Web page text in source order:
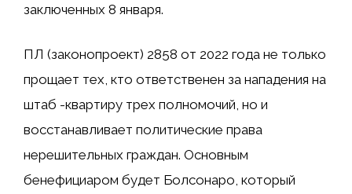
заключенных 8 января.
ПЛ (законопроект) 2858 от 2022 года не только
прощает тех, кто ответственен за нападения на
штаб -квартиру трех полномочий, но и
восстанавливает политические права
нерешительных граждан. Основным
бенефициаром будет Болсонаро, который